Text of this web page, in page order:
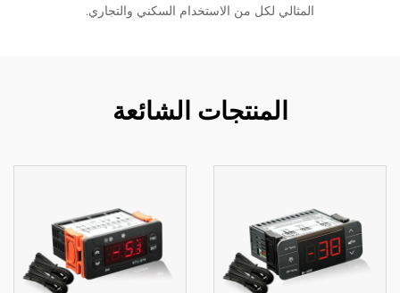
المثالي لكل من الاستخدام السكني والتجاري.
المنتجات الشائعة